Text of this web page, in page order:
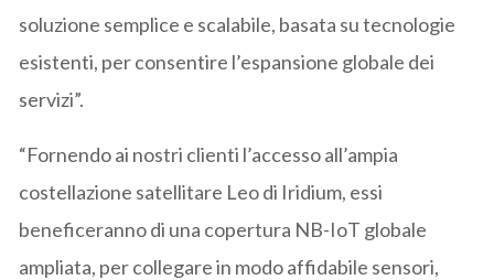
soluzione semplice e scalabile, basata su tecnologie
esistenti, per consentire l’espansione globale dei
servizi”.
“Fornendo ai nostri clienti l’accesso all’ampia
costellazione satellitare Leo di Iridium, essi
beneficeranno di una copertura NB-IoT globale
ampliata, per collegare in modo affidabile sensori,